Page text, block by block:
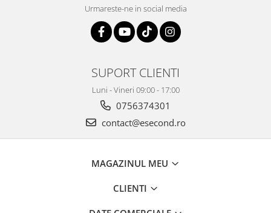
Accesorii animale de companie
Castroane si adapatori animale
Mobila si transport animale de
PC, Periferice & Software
Componente PC
Imprimante, Scanere &
Urmareste-ne in social media
SUPORT CLIENTI
Luni - Vineri 09:00 - 17:00
0756374301
contact@esecond.ro
MAGAZINUL MEU
CLIENTI